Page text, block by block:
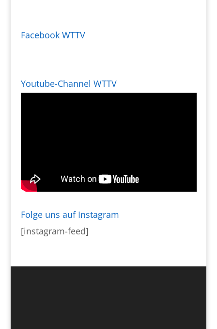
Facebook WTTV
Youtube-Channel WTTV
Folge uns auf Instagram
[instagram-feed]